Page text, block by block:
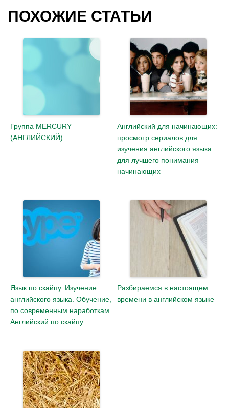
ПОХОЖИЕ СТАТЬИ
Группа MERCURY
(АНГЛИЙСКИЙ)
Английский для начинающих:
просмотр сериалов для
изучения английского языка
для лучшего понимания
начинающих
Язык по скайпу. Изучение
английского языка. Обучение,
по современным наработкам.
Английский по скайпу
Разбираемся в настоящем
времени в английском языке